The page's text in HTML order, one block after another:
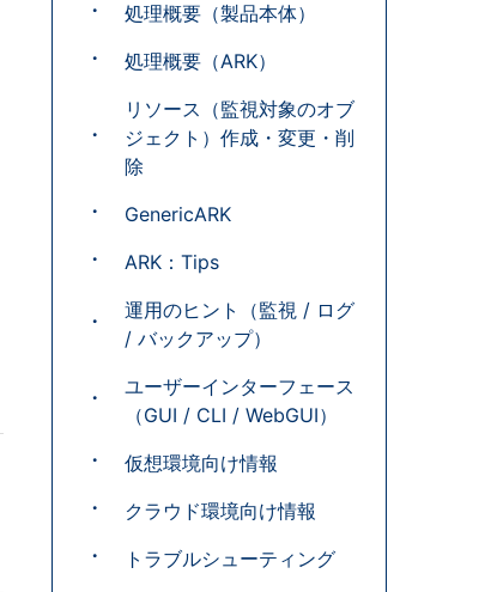
処理概要（製品本体）
処理概要（ARK）
リソース（監視対象のオブ
ジェクト）作成・変更・削
除
GenericARK
ARK：Tips
運用のヒント（監視 / ログ
/ バックアップ）
ユーザーインターフェース
（GUI / CLI / WebGUI）
仮想環境向け情報
クラウド環境向け情報
トラブルシューティング